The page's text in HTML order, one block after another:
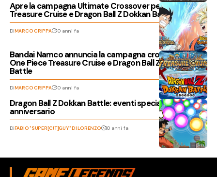
Apre la campagna Ultimate Crossover per One Piece
Treasure Cruise e Dragon Ball Z Dokkan Battle
DiMARCO CRIPPA 10 anni fa
Bandai Namco annuncia la campagna crossover tra
One Piece Treasure Cruise e Dragon Ball Z Dokkan
Battle
DiMARCO CRIPPA 10 anni fa
Dragon Ball Z Dokkan Battle: eventi speciali per il 1°
anniversario
DiFABIO "SUPER[C!T]GUY" DI LORENZO 10 anni fa